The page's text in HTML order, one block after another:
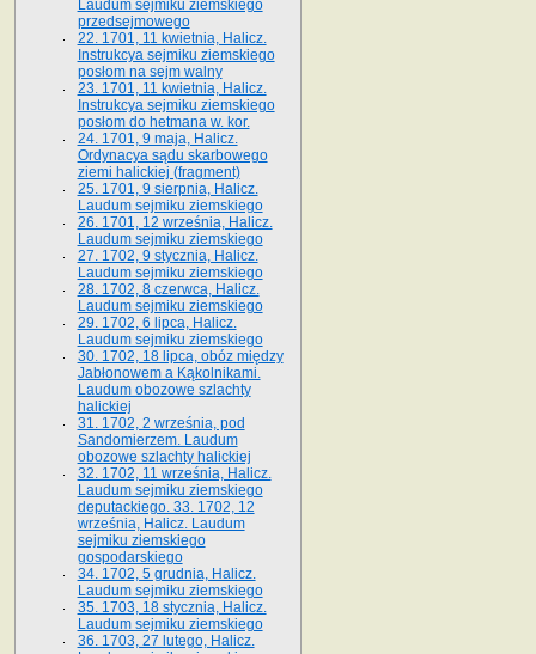
Laudum sejmiku ziemskiego
przedsejmowego
22. 1701, 11 kwietnia, Halicz.
Instrukcya sejmiku ziemskiego
posłom na sejm walny
23. 1701, 11 kwietnia, Halicz.
Instrukcya sejmiku ziemskiego
posłom do hetmana w. kor.
24. 1701, 9 maja, Halicz.
Ordynacya sądu skarbowego
ziemi halickiej (fragment)
25. 1701, 9 sierpnia, Halicz.
Laudum sejmiku ziemskiego
26. 1701, 12 września, Halicz.
Laudum sejmiku ziemskiego
27. 1702, 9 stycznia, Halicz.
Laudum sejmiku ziemskiego
28. 1702, 8 czerwca, Halicz.
Laudum sejmiku ziemskiego
29. 1702, 6 lipca, Halicz.
Laudum sejmiku ziemskiego
30. 1702, 18 lipca, obóz między
Jabłonowem a Kąkolnikami.
Laudum obozowe szlachty
halickiej
31. 1702, 2 września, pod
Sandomierzem. Laudum
obozowe szlachty halickiej
32. 1702, 11 września, Halicz.
Laudum sejmiku ziemskiego
deputackiego. 33. 1702, 12
września, Halicz. Laudum
sejmiku ziemskiego
gospodarskiego
34. 1702, 5 grudnia, Halicz.
Laudum sejmiku ziemskiego
35. 1703, 18 stycznia, Halicz.
Laudum sejmiku ziemskiego
36. 1703, 27 lutego, Halicz.